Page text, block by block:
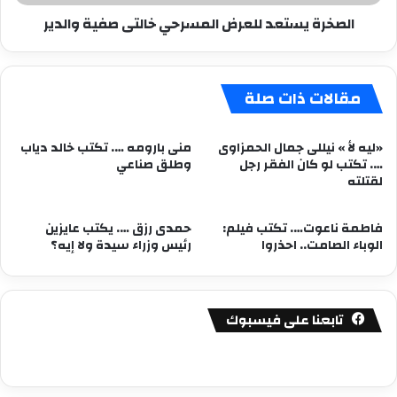
الصخرة يستعد للعرض المسرحي خالتى صفية والدير
مقالات ذات صلة
«ليه لأ » نيللى جمال الحمزاوى
…. تكتب لو كان الفقر رجل
لقتلته
منى بارومه …. تكتب خالد دياب
وطلق صناعي
فاطمة ناعوت…. تكتب فيلم:
الوباء الصامت.. احذروا
حمدى رزق …. يكتب عايزين
رئيس وزراء سيدة ولا إيه؟
تابعنا على فيسبوك